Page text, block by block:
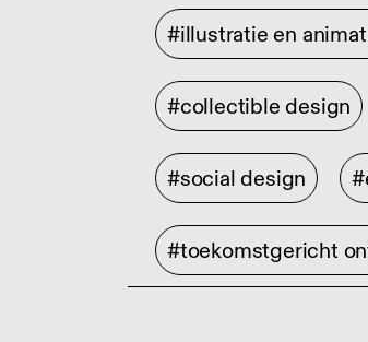
#illustratie en
#collectible design
#social design
#toekomstgericht